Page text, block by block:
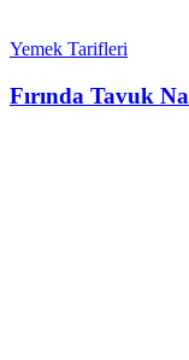
Yemek Tarifleri
Fırında Tavuk